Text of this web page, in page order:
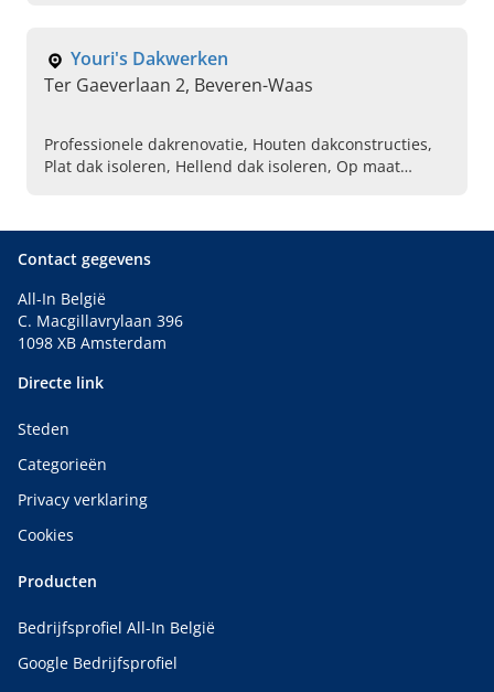
Youri's Dakwerken
Ter Gaeverlaan 2, Beveren-Waas
Professionele dakrenovatie, Houten dakconstructies,
Plat dak isoleren, Hellend dak isoleren, Op maat
Licht op zolder met Velux, Gevelbekleding van massief
hout
Contact gegevens
All-In België
C. Macgillavrylaan 396
1098 XB Amsterdam
Directe link
Steden
Categorieën
Privacy verklaring
Cookies
Producten
Bedrijfsprofiel All-In België
Google Bedrijfsprofiel